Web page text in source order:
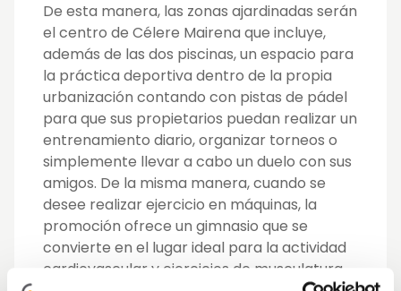
De esta manera, las zonas ajardinadas serán
el centro de Célere Mairena que incluye,
además de las dos piscinas, un espacio para
la práctica deportiva dentro de la propia
urbanización contando con pistas de pádel
para que sus propietarios puedan realizar un
entrenamiento diario, organizar torneos o
simplemente llevar a cabo un duelo con sus
amigos. De la misma manera, cuando se
desee realizar ejercicio en máquinas, la
promoción ofrece un gimnasio que se
convierte en el lugar ideal para la actividad
cardiovascular y ejercicios de musculatura.